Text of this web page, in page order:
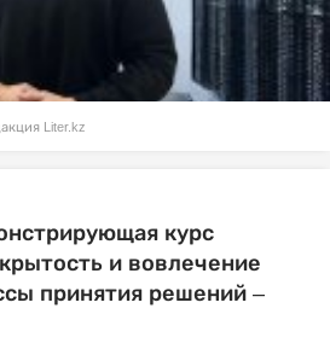
Liter.kz
курс
и вовлечение
принятия решений –